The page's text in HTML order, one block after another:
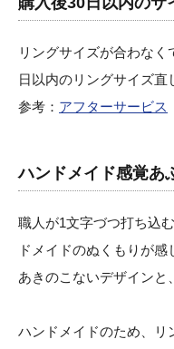
リングサイズが合わな
日以内のリングサイズ直
参考： アフターサービス
ハンドメイド感覚あ
職人が1文字づつ打ち込
ドメイドのぬくもりが
あきのこないデザインと
ハンドメイドのため、リ